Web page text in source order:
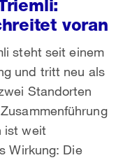
voran
steht seit einem
und tritt neu als
Standorten
ist weit
Wirkung: Die